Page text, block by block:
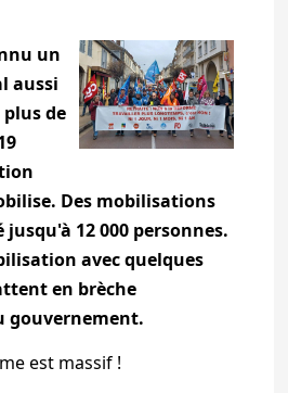
un
aussi
de
Des mobilisations
12 000 personnes.
avec quelques
en brèche
gouvernement.
est massif !